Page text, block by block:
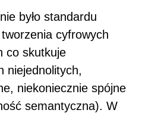
było standardu
cyfrowych
co skutkuje
niejednolitych,
niekoniecznie spójne
semantyczna). W